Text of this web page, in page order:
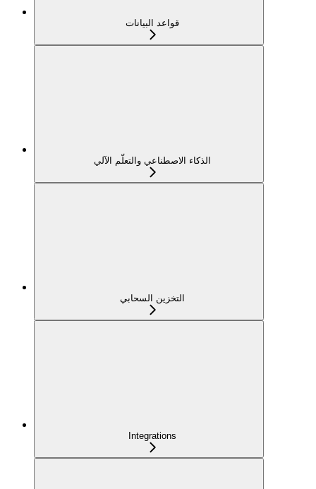
قواعد البيانات
الذكاء الاصطناعي والتعلّم الآلي
التخزين السحابي
Integrations